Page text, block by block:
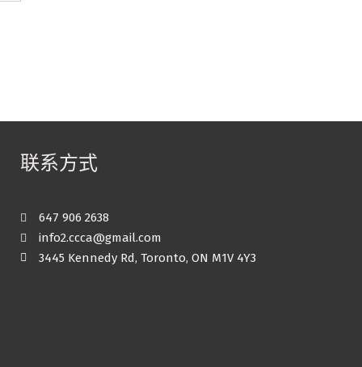
联系方式
647 906 2638
info2.ccca@gmail.com
3445 Kennedy Rd, Toronto, ON M1V 4Y3